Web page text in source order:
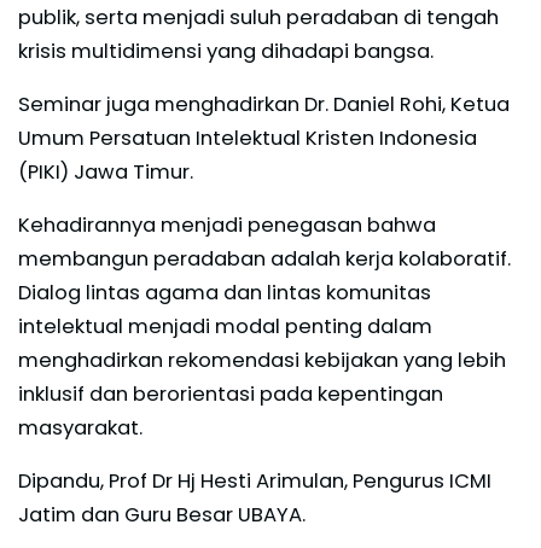
publik, serta menjadi suluh peradaban di tengah
krisis multidimensi yang dihadapi bangsa.
Seminar juga menghadirkan Dr. Daniel Rohi, Ketua
Umum Persatuan Intelektual Kristen Indonesia
(PIKI) Jawa Timur.
Kehadirannya menjadi penegasan bahwa
membangun peradaban adalah kerja kolaboratif.
Dialog lintas agama dan lintas komunitas
intelektual menjadi modal penting dalam
menghadirkan rekomendasi kebijakan yang lebih
inklusif dan berorientasi pada kepentingan
masyarakat.
Dipandu, Prof Dr Hj Hesti Arimulan, Pengurus ICMI
Jatim dan Guru Besar UBAYA.